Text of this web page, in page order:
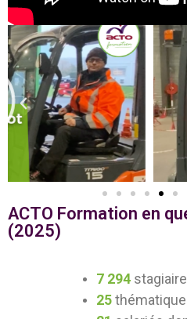
ACTO Formation en
(2025)
7 294
25